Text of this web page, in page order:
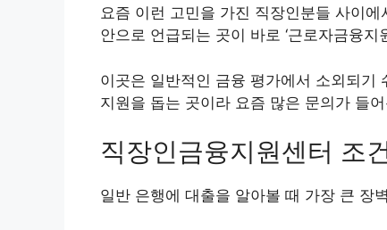
요즘 이런 고민을 가진 직장인분들 사이
안으로 언급되는 곳이 바로 ‘근로자금융
이곳은 일반적인 금융 평가에서 소외되기
지원을 돕는 곳이라 요즘 많은 문의가 들
직장인금융지원센터 조
일반 은행에 대출을 알아볼 때 가장 큰 장